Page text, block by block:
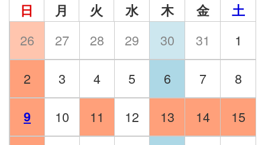
日 月 火 水 木 金
土
26
27 28 29 30 31 1
2 3 4 5 6 7 8
9 10 11 12 13 14 15